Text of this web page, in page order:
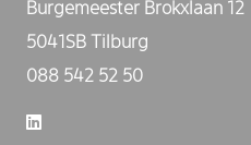
Burgemeester Brokxlaan 12
5041SB Tilburg
088 542 52 50